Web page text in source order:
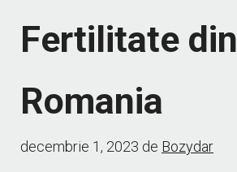
Fertilitate din
Romania
decembrie 1, 2023 de Bozydar